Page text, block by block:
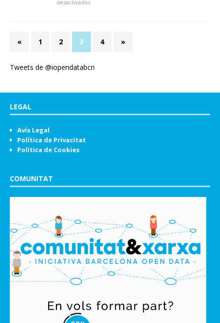
desactivados
« 1 2 3 4 »
Tweets de @iopendatabcn
LEGAL
Avís Legal
Política de Privacitat
Política de Cookies
COMUNITAT